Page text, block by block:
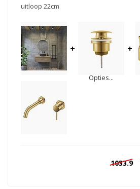
uitloop 22cm
+
Opties...
+
1033.9